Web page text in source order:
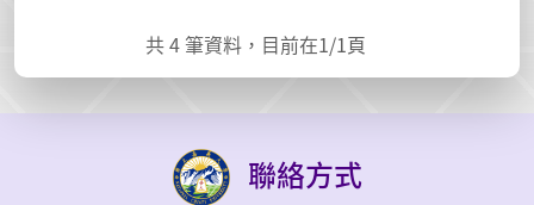
共4 筆資料，目前在1/1頁
聯絡方式